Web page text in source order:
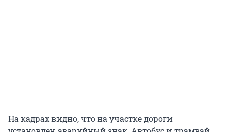
На кадрах видно, что на участке дороги